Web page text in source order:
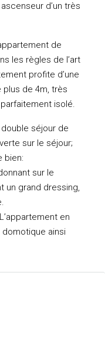
d’un très
de
les règles de l’art
profite d’une
de 4m, très
isolé.
séjour de
sur le séjour;
bien:
sur le
un grand dressing,
en
domotique ainsi